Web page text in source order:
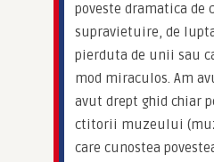
poveste dramatica de
supravietuire, de
pierduta de unii sau
mod miraculos. Am
avut drept ghid chiar
ctitorii muzeului
care cunostea